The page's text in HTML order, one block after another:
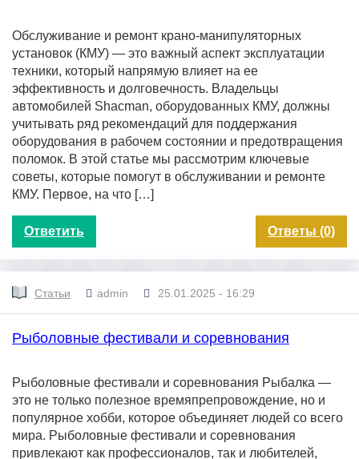
Обслуживание и ремонт крано-манипуляторных
установок (КМУ) — это важный аспект эксплуатации
техники, который напрямую влияет на ее
эффективность и долговечность. Владельцы
автомобилей Shacman, оборудованных КМУ, должны
учитывать ряд рекомендаций для поддержания
оборудования в рабочем состоянии и предотвращения
поломок. В этой статье мы рассмотрим ключевые
советы, которые помогут в обслуживании и ремонте
КМУ. Первое, на что […]
Ответить Ответы (0)
Статьи admin 25.01.2025 - 16:29
Рыболовные фестивали и соревнования
Рыболовные фестивали и соревнования Рыбалка —
это не только полезное времяпрепровождение, но и
популярное хобби, которое объединяет людей со всего
мира. Рыболовные фестивали и соревнования
привлекают как профессионалов, так и любителей,